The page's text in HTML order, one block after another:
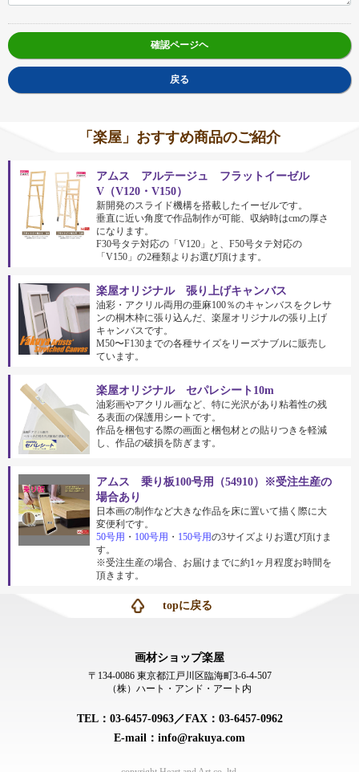
確認ページヘ
戻る
「楽屋」おすすめ商品のご紹介
アムス アルテージュ フラットイーゼル
V（V120・V150）
新開発のスライド機構を搭載したイーゼルです。
垂直に近い角度で作品制作が可能、収納時はcmの厚さ
になります。
F30号タテ対応の「V120」と、F50号タテ対応の
「V150」の2種類よりお選び頂けます。
楽屋オリジナル 張り上げキャンバス
油彩・アクリル両用の亜麻100％のキャンバスをクレサ
ンの桐木枠に張り込んだ、楽屋オリジナルの張り上げ
キャンバスです。
M50〜F130までの各種サイズをリーズナブルに販売し
ています。
楽屋オリジナル セパレシート10m
油彩画やアクリル画など、特に光沢があり粘着性の残
る表面の保護用シートです。
作品を梱包する際の画面と梱包材との貼りつきを軽減
し、作品の破損を防ぎます。
アムス 乗り板100号用（54910）※受注生産の
場合あり
日本画の制作など大きな作品を床に置いて描く際に大
変便利です。
50号用 ・ 100号用 ・ 150号用の3サイズよりお選び頂けま
す。
※受注生産の場合、お届けまでに約1ヶ月程度お時間を
頂きます。
topに戻る
画材ショップ楽屋
〒134-0086 東京都江戸川区臨海町3-6-4-507
（株）ハート・アンド・アート内
TEL：03-6457-0963／FAX：03-6457-0962
E-mail：info@rakuya.com